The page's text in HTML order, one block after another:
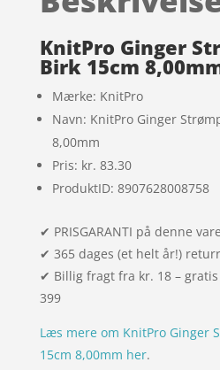
KnitPro Ginger
Birk 15cm
Mærke: KnitPro
Navn: KnitPro Ginger
8,00mm
Pris: kr. 83.30
ProduktID: 8907628008758
✔ PRISGARANTI på denne vare
✔ 365 dages (et helt år!)
✔ Billig fragt fra kr. 18 –
399
Læs mere om KnitPro Ginger
15cm 8,00mm her.